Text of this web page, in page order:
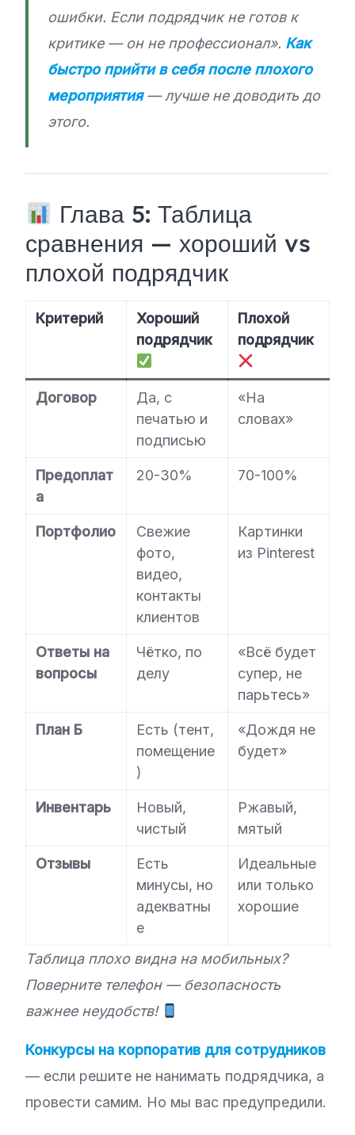
ошибки. Если подрядчик не готов к
критике — он не профессионал». Как
быстро прийти в себя после плохого
мероприятия— лучше не доводить до
этого.
Глава 5: Таблица
сравнения — хороший vs
плохой подрядчик
Критерий
Хороший
подрядчик
Плохой
подрядчик
Договор
Да, с
печатью и
подписью
«На
словах»
Предоплат
а
20-30% 70-100%
Портфолио
Свежие
фото,
видео,
контакты
клиентов
Картинки
из Pinterest
Ответы на
вопросы
Чётко, по
делу
«Всё будет
супер, не
парьтесь»
План Б
Есть (тент,
помещение
)
«Дождя не
будет»
Инвентарь
Новый,
чистый
Ржавый,
мятый
Отзывы
Есть
минусы, но
адекватны
е
Идеальные
или только
хорошие
Таблица плохо видна на мобильных?
Поверните телефон — безопасность
важнее неудобств!
Конкурсы на корпоратив для сотрудников
— если решите не нанимать подрядчика, а
провести самим. Но мы вас предупредили.